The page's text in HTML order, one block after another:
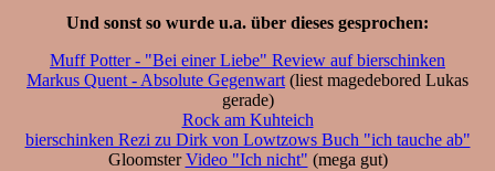
Und sonst so wurde u.a. über dieses gesprochen:
Muff Potter - "Bei einer Liebe" Review auf bierschinken
Markus Quent - Absolute Gegenwart (liest magedebored Lukas
gerade)
Rock am Kuhteich
bierschinken Rezi zu Dirk von Lowtzows Buch "ich tauche ab"
GloomsterVideo "Ich nicht" (mega gut)